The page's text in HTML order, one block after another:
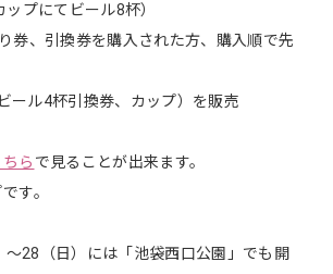
プにてビール8杯）
券、引換券を購入された方、購入順で先
ール4杯引換券、カップ）を販売
ちら で見ることが出来ます。
す。
28（日）には「池袋西口公園」でも開